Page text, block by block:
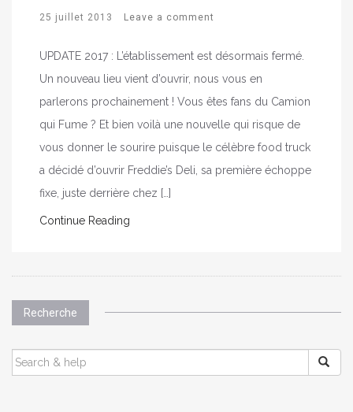
25 juillet 2013 Leave a comment
UPDATE 2017 : L’établissement est désormais fermé.
Un nouveau lieu vient d’ouvrir, nous vous en
parlerons prochainement ! Vous êtes fans du Camion
qui Fume ? Et bien voilà une nouvelle qui risque de
vous donner le sourire puisque le célèbre food truck
a décidé d’ouvrir Freddie’s Deli, sa première échoppe
fixe, juste derrière chez […]
Continue Reading
Recherche
SEARCH
FOR: